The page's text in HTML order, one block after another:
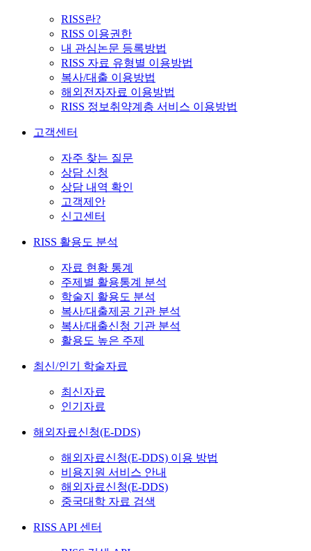
RISS란?
RISS 이용권한
내 관심논문 등록방법
RISS 자료 유형별 이용방법
복사/대출 이용방법
해외전자자료 이용방법
RISS 정보취약계층 서비스 이용방법
고객센터
자주 찾는 질문
상담 신청
상담 내역 확인
고객제안
신고센터
RISS 활용도 분석
자료 현황 통계
주제별 활용통계 분석
학술지 활용도 분석
복사/대출제공 기관 분석
복사/대출신청 기관 분석
활용도 높은 주제
최신/인기 학술자료
최신자료
인기자료
해외자료신청(E-DDS)
해외자료신청(E-DDS) 이용 방법
비용지원 서비스 안내
해외자료신청(E-DDS)
중국대학 자료 검색
RISS API 센터